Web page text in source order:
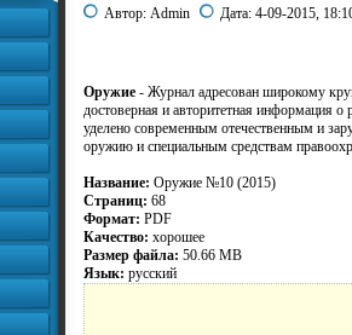
Автор:Admin Дата:4-09-2015,
Оружие - Журнал адресован широкому
достоверная и авторитетная информация
уделено современным отечественным и
оружию и специальным средствам
Название: Оружие №10 (2015)
Страниц: 68
Формат: PDF
Качество: хорошее
Размер файла: 50.66 MB
Язык: русский